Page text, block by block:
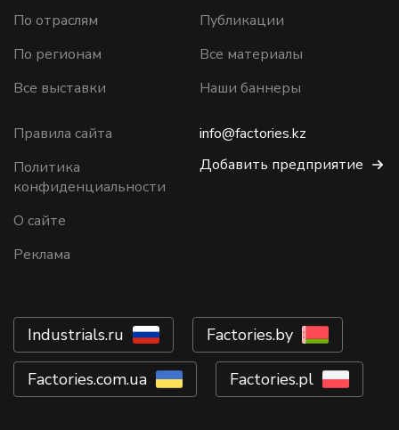
По отраслям
По регионам
Все выставки
Публикации
Все материалы
Наши баннеры
Правила сайта
Политика
конфиденциальности
О сайте
Реклама
info@factories.kz
Добавить предприятие
Industrials.ru Factories.by
Factories.com.ua Factories.pl